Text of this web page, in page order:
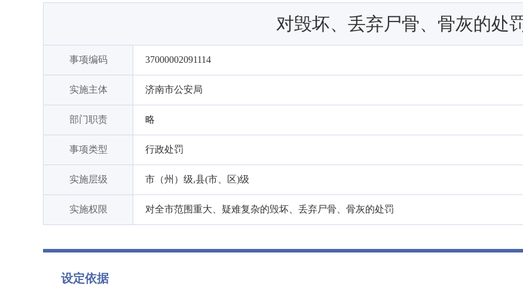
对毁坏、丢弃尸骨、骨灰的处
事项编码 37000002091114
实施主体 济南市公安局
部门职责 略
事项类型 行政处罚
实施层级 市（州）级,县(市、区)级
实施权限 对全市范围重大、疑难复杂的毁坏、丢弃尸骨、骨灰的处罚
设定依据